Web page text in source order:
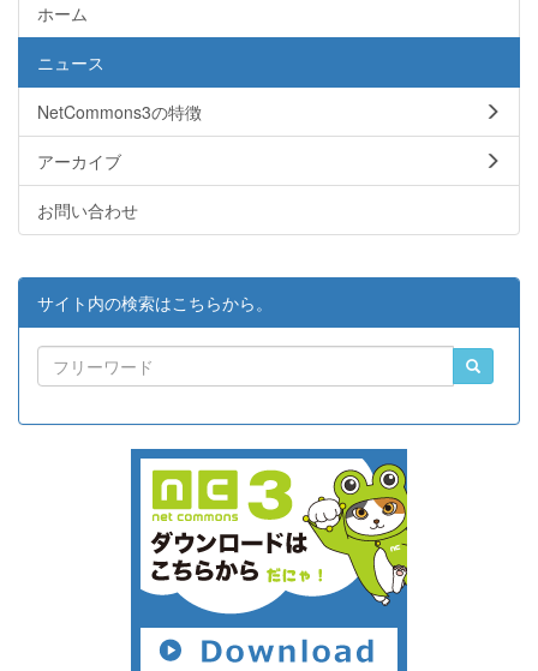
ホーム
ニュース
NetCommons3の特徴
アーカイブ
お問い合わせ
サイト内の検索はこちらから。